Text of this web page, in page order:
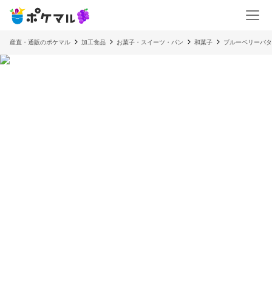
産直・通販のポケマル 加工食品 お菓子・スイーツ・パン 和菓子 ブルーベリーバ